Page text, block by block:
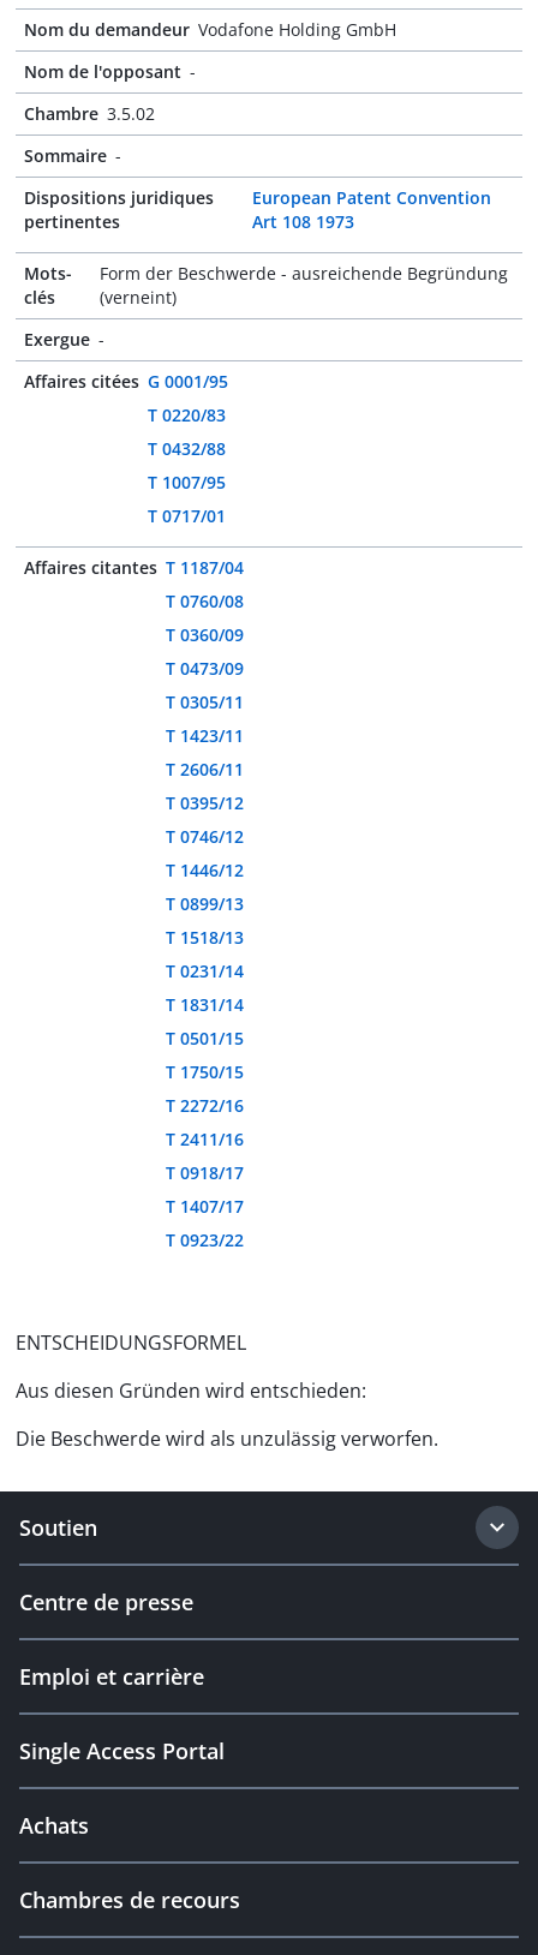
Nom du demandeur Vodafone Holding GmbH
Nom de l'opposant -
Chambre 3.5.02
Sommaire -
Dispositions juridiques
pertinentes
European Patent Convention
Art 108 1973
Mots-
clés
Form der Beschwerde - ausreichende Begründung
(verneint)
Exergue -
Affaires citées G 0001/95
T 0220/83
T 0432/88
T 1007/95
T 0717/01
Affaires citantes T 1187/04
T 0760/08
T 0360/09
T 0473/09
T 0305/11
T 1423/11
T 2606/11
T 0395/12
T 0746/12
T 1446/12
T 0899/13
T 1518/13
T 0231/14
T 1831/14
T 0501/15
T 1750/15
T 2272/16
T 2411/16
T 0918/17
T 1407/17
T 0923/22
ENTSCHEIDUNGSFORMEL
Aus diesen Gründen wird entschieden:
Die Beschwerde wird als unzulässig verworfen.
Soutien
Centre de presse
Emploi et carrière
Single Access Portal
Achats
Chambres de recours